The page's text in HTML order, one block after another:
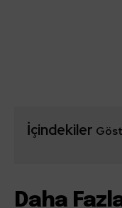
İçindekiler
Daha